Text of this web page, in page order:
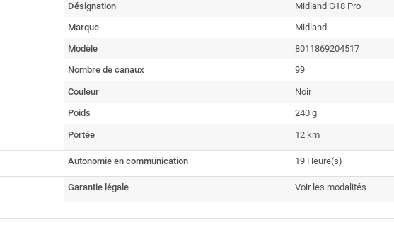
Désignation
Midland G18 Pro
Marque
Midland
Modèle
8011869204517
Nombre de canaux
99
Couleur
Noir
Poids
240 g
Portée 12 km
Autonomie en communication 19 Heure(s)
Garantie légale Voir les modalités